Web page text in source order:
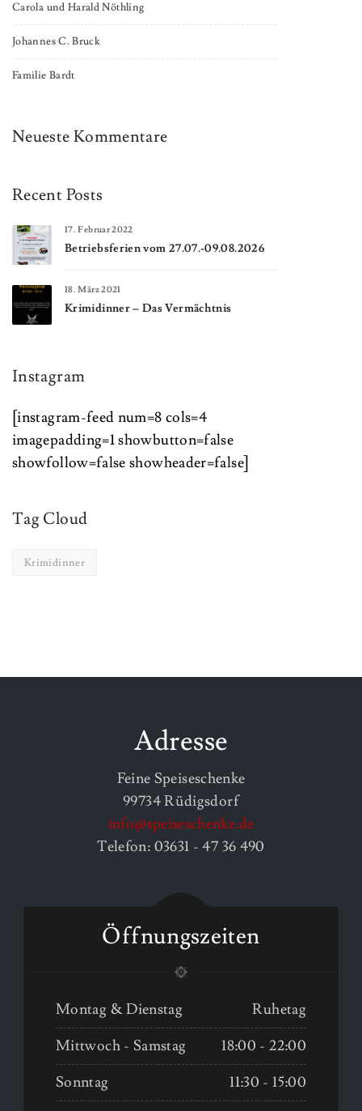
Carola und Harald Nöthling
Johannes C. Bruck
Familie Bardt
Neueste Kommentare
Recent Posts
17. Februar 2022
Betriebsferien vom 27.07.-09.08.2026
18. März 2021
Krimidinner – Das Vermächtnis
Instagram
[instagram-feed num=8 cols=4
imagepadding=1 showbutton=false
showfollow=false showheader=false]
Tag Cloud
Krimidinner
Adresse
Feine Speiseschenke
99734 Rüdigsdorf
info@speiseschenke.de
Telefon: 03631 - 47 36 490
Öffnungszeiten
Montag & Dienstag
Ruhetag
Mittwoch - Samstag
18:00 - 22:00
Sonntag
11:30 - 15:00